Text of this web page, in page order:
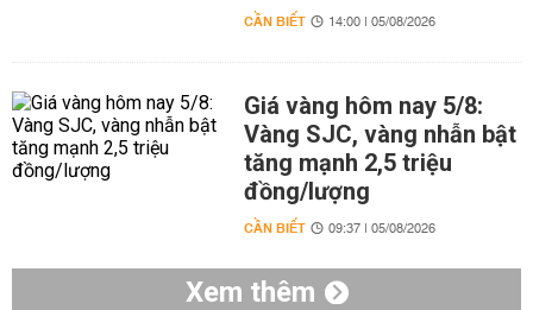
CẦN BIẾT 14:00 | 05/08/2026
Giá vàng hôm nay 5/8:
Vàng SJC, vàng nhẫn bật
tăng mạnh 2,5 triệu
đồng/lượng
CẦN BIẾT 09:37 | 05/08/2026
Xem thêm